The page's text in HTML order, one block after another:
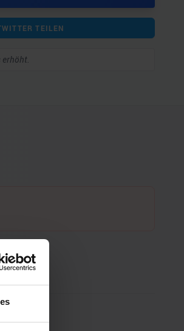
TEILEN
erhöht.